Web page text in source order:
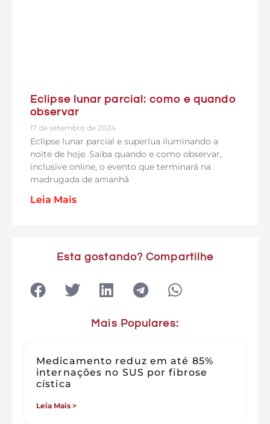
Eclipse lunar parcial: como e quando
observar
17 de setembro de 2024
Eclipse lunar parcial e superlua iluminando a
noite de hoje. Saiba quando e como observar,
inclusive online, o evento que terminará na
madrugada de amanhã
Leia Mais
Esta gostando? Compartilhe
Mais Populares:
Medicamento reduz em até 85%
internações no SUS por fibrose
cística
Leia Mais >